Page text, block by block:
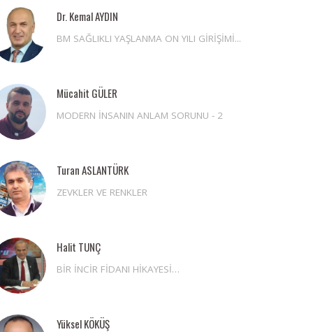
Dr. Kemal AYDIN
BM SAĞLIKLI YAŞLANMA ON YILI GİRİŞİMİ...
Mücahit GÜLER
MODERN İNSANIN ANLAM SORUNU - 2
Turan ASLANTÜRK
ZEVKLER VE RENKLER
Halit TUNÇ
BİR İNCİR FİDANI HİKAYESİ…
Yüksel KÖKÜŞ